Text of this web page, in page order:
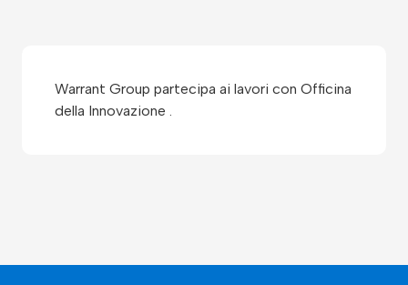
Warrant Group partecipa ai lavori con Officina
della Innovazione .